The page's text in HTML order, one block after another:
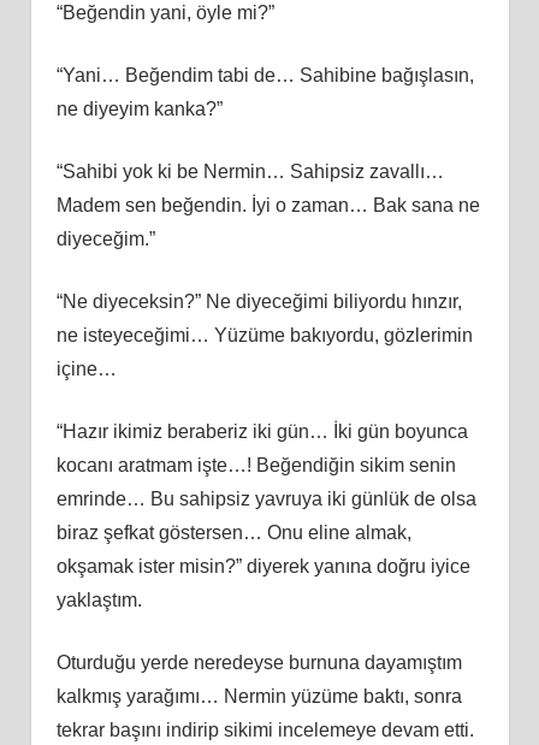
“Beğendin yani, öyle mi?”
“Yani… Beğendim tabi de… Sahibine bağışlasın,
ne diyeyim kanka?”
“Sahibi yok ki be Nermin… Sahipsiz zavallı…
Madem sen beğendin. İyi o zaman… Bak sana ne
diyeceğim.”
“Ne diyeceksin?” Ne diyeceğimi biliyordu hınzır,
ne isteyeceğimi… Yüzüme bakıyordu, gözlerimin
içine…
“Hazır ikimiz beraberiz iki gün… İki gün boyunca
kocanı aratmam işte…! Beğendiğin sikim senin
emrinde… Bu sahipsiz yavruya iki günlük de olsa
biraz şefkat göstersen… Onu eline almak,
okşamak ister misin?” diyerek yanına doğru iyice
yaklaştım.
Oturduğu yerde neredeyse burnuna dayamıştım
kalkmış yarağımı… Nermin yüzüme baktı, sonra
tekrar başını indirip sikimi incelemeye devam etti.